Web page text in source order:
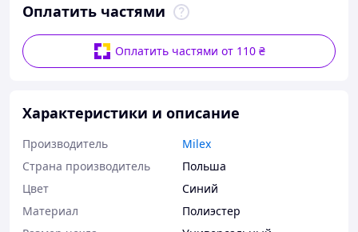
Оплатить частями
Оплатить частями от 110 ₴
Характеристики и описание
Производитель
Milex
Страна производитель
Польша
Цвет
Синий
Материал
Полиэстер